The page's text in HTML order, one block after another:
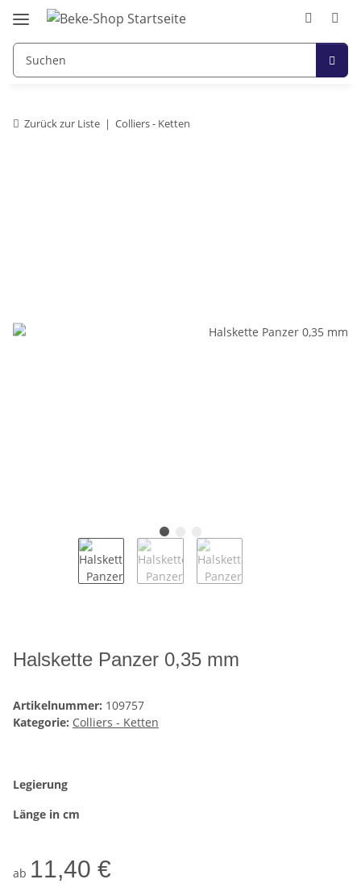
Zurück zur Liste Colliers - Ketten
Halskette Panzer 0,35 mm
Artikelnummer: 109757
Kategorie: Colliers - Ketten
Legierung
Länge in cm
ab 11,40 €